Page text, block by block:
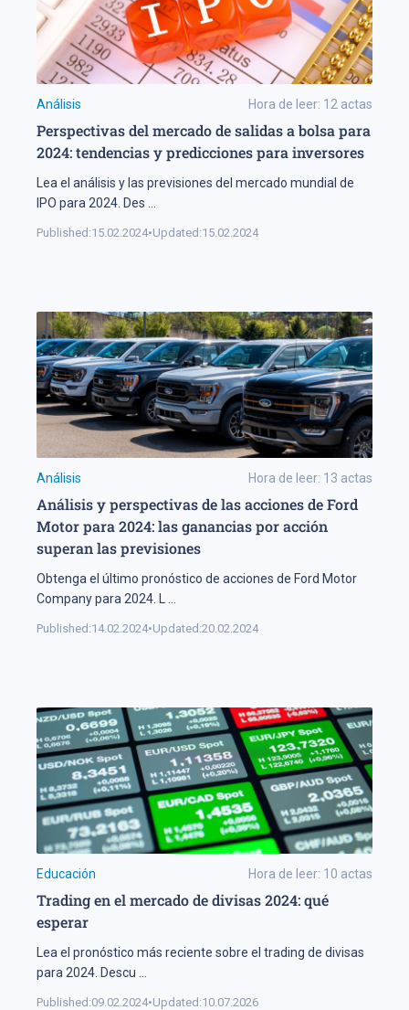
Análisis Hora de leer: 12 actas
Perspectivas del mercado de salidas a bolsa para
2024: tendencias y predicciones para inversores
Lea el análisis y las previsiones del mercado mundial de
IPO para 2024. Des
Published:15.02.2024•Updated:15.02.2024
Análisis Hora de leer: 13 actas
Análisis y perspectivas de las acciones de Ford
Motor para 2024: las ganancias por acción
superan las previsiones
Obtenga el último pronóstico de acciones de Ford Motor
Company para 2024. L
Published:14.02.2024•Updated:20.02.2024
Educación Hora de leer: 10 actas
Trading en el mercado de divisas 2024: qué
esperar
Lea el pronóstico más reciente sobre el trading de divisas
para 2024. Descu
Published:09.02.2024•Updated:10.07.2026